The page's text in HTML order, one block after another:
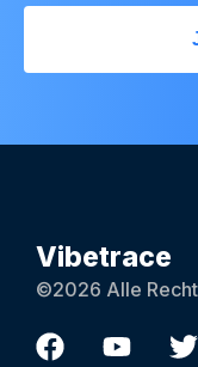
Vibetrace
©2026 Alle